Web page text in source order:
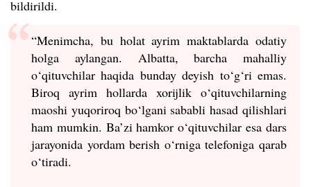
bildirildi.
“Menimcha, bu holat ayrim maktablarda odatiy
holga aylangan. Albatta, barcha mahalliy
o‘qituvchilar haqida bunday deyish to‘g‘ri emas.
Biroq ayrim hollarda xorijlik o‘qituvchilarning
maoshi yuqoriroq bo‘lgani sababli hasad qilishlari
ham mumkin. Ba’zi hamkor o‘qituvchilar esa dars
jarayonida yordam berish o‘rniga telefoniga qarab
o‘tiradi.